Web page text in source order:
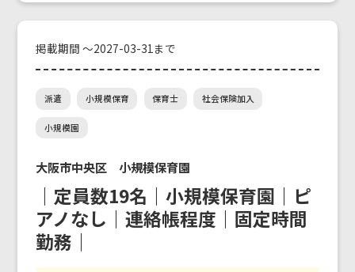
掲載期間 ～2027-03-31まで
派遣 小規模保育 保育士 社会保険加入
小規模園
大阪市中央区 小規模保育園
｜定員数19名｜小規模保育園｜ピ
アノなし｜連絡帳程度｜固定時間
勤務｜